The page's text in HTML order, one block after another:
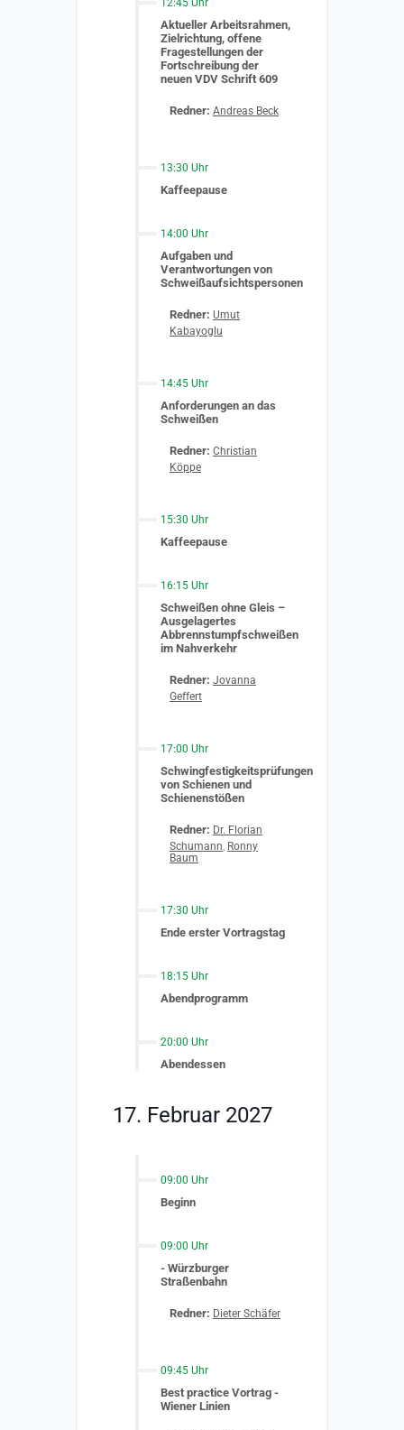
12:45 Uhr
Aktueller Arbeitsrahmen,
Zielrichtung, offene
Fragestellungen der
Fortschreibung der
neuen VDV Schrift 609
Redner: Andreas Beck
13:30 Uhr
Kaffeepause
14:00 Uhr
Aufgaben und
Verantwortungen von
Schweißaufsichtspersonen
Redner: Umut
Kabayoglu
14:45 Uhr
Anforderungen an das
Schweißen
Redner: Christian
Köppe
15:30 Uhr
Kaffeepause
16:15 Uhr
Schweißen ohne Gleis –
Ausgelagertes
Abbrennstumpfschweißen
im Nahverkehr
Redner: Jovanna
Geffert
17:00 Uhr
Schwingfestigkeitsprüfungen
von Schienen und
Schienenstößen
Redner: Dr. Florian
Schumann, Ronny
Baum
17:30 Uhr
Ende erster Vortragstag
18:15 Uhr
Abendprogramm
20:00 Uhr
Abendessen
17. Februar 2027
09:00 Uhr
Beginn
09:00 Uhr
- Würzburger
Straßenbahn
Redner: Dieter Schäfer
09:45 Uhr
Best practice Vortrag -
Wiener Linien